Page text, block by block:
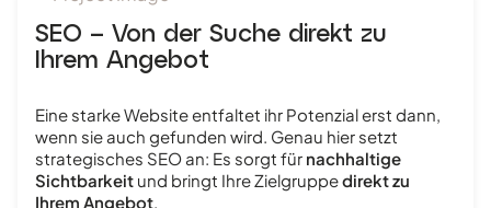
SEO – Von der Suche direkt zu
Ihrem Angebot
Eine starke Website entfaltet ihr Potenzial erst dann,
wenn sie auch gefunden wird. Genau hier setzt
strategisches SEO an: Es sorgt für nachhaltige
Sichtbarkeit und bringt Ihre Zielgruppedirekt zu
Ihrem Angebot.